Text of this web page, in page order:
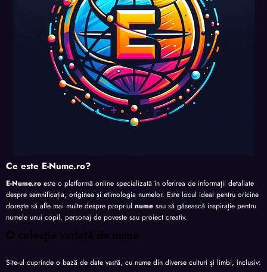
Ce este E-Nume.ro?
E-Nume.ro este o platformă online specializată în oferirea de informații detaliate
despre semnificația, originea și etimologia numelor. Este locul ideal pentru oricine
dorește să afle mai multe despre propriul nume sau să găsească inspirație pentru
numele unui copil, personaj de poveste sau proiect creativ.
O colecție variată de nume
Site-ul cuprinde o bază de date vastă, cu nume din diverse culturi și limbi, inclusiv: